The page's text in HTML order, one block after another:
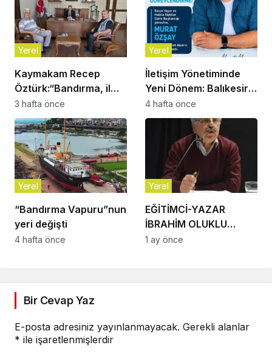
Kaymakam Recep
Öztürk:“Bandırma, il
olmayı çoktan hak
eden bir ilçe”
Yerel
3 hafta önce
İletişim Yönetiminde
Yeni Dönem: Balıkesir
Büyükşehir
Belediyesi’nde Murat
Özşay Göreve Başladı
Yerel
4 hafta önce
“Bandırma Vapuru”nun
yeri değişti
Yerel
4 hafta önce
EĞİTİMCİ-YAZAR
İBRAHİM OLUKLU
VEFAT ETTİ
Yerel
1 ay önce
Bir Cevap Yaz
E-posta adresiniz yayınlanmayacak. Gerekli alanlar
* ile işaretlenmişlerdir